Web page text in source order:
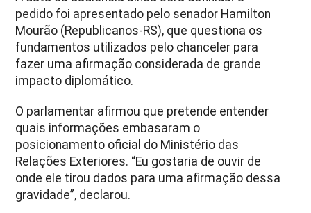
pedido foi apresentado pelo senador Hamilton
Mourão (Republicanos-RS), que questiona os
fundamentos utilizados pelo chanceler para
fazer uma afirmação considerada de grande
impacto diplomático.
O parlamentar afirmou que pretende entender
quais informações embasaram o
posicionamento oficial do Ministério das
Relações Exteriores. “Eu gostaria de ouvir de
onde ele tirou dados para uma afirmação dessa
gravidade”, declarou.